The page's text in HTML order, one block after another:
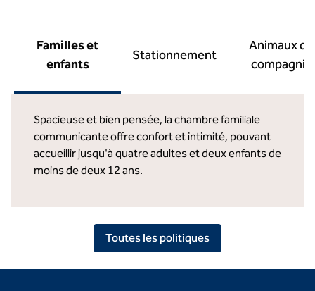
Familles et
enfants
Stationnement
Animaux de
compagnie
Spacieuse et bien pensée, la chambre familiale
communicante offre confort et intimité, pouvant
accueillir jusqu'à quatre adultes et deux enfants de
moins de deux 12 ans.
Toutes les politiques